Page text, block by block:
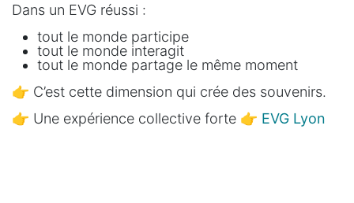
Dans un EVG réussi :
tout le monde participe
tout le monde interagit
tout le monde partage le même moment
👉 C’est cette dimension qui crée des souvenirs.
👉 Une expérience collective forte 👉 EVG Lyon